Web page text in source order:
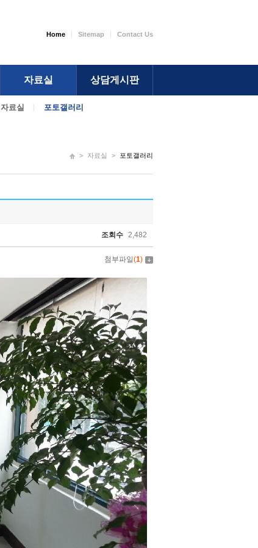
Home Sitemap Contact Us
자료실
자료실 포토갤러리
상담게시판
> 자료실 > 포토갤러리
조회수 2,482
첨부파일 (1)